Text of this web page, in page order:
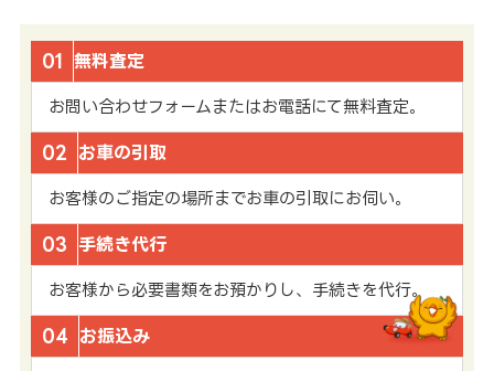
01 無料査定
お問い合わせフォームまたはお電話にて無料査定。
02 お車の引取
お客様のご指定の場所までお車の引取にお伺い。
03 手続き代行
お客様から必要書類をお預かりし、手続きを代行。
04 お振込み